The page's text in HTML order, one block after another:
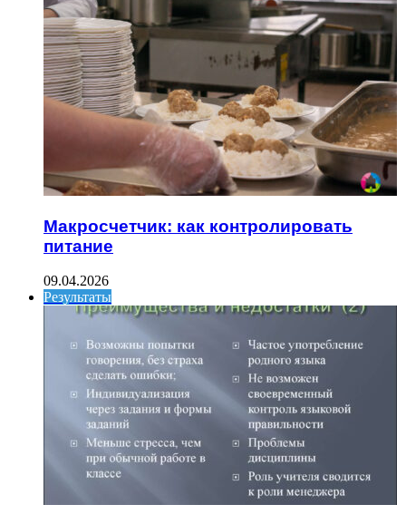
Макросчетчик: как контролировать
питание
09.04.2026
Результаты